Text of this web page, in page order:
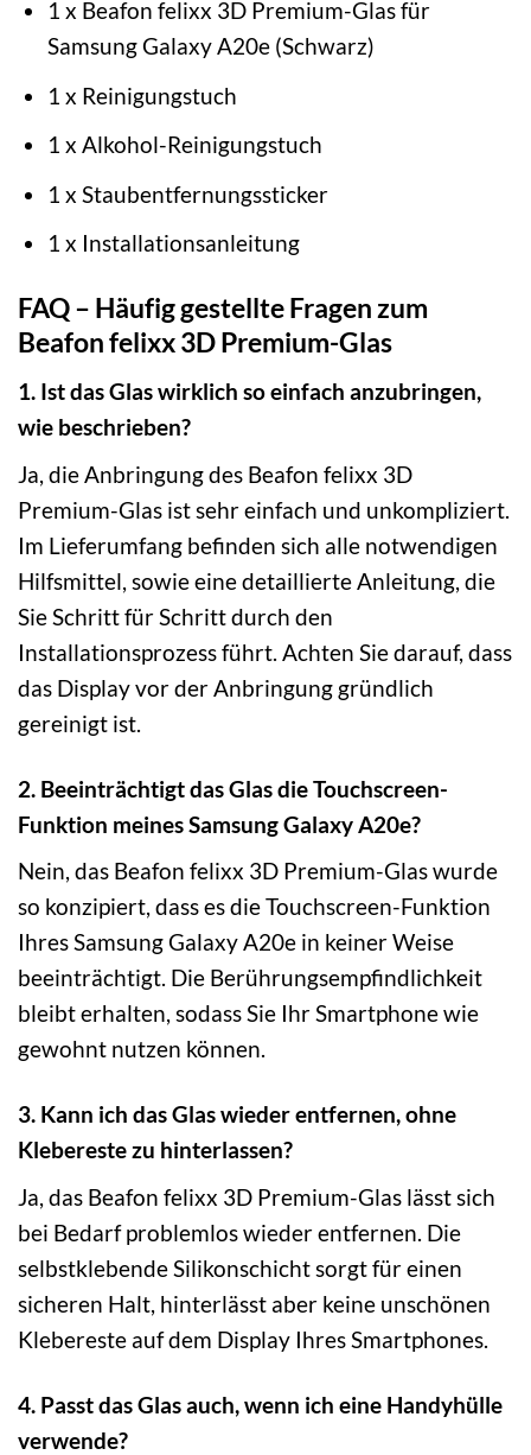
1 x Beafon felixx 3D Premium-Glas für
Samsung Galaxy A20e (Schwarz)
1 x Reinigungstuch
1 x Alkohol-Reinigungstuch
1 x Staubentfernungssticker
1 x Installationsanleitung
FAQ – Häufig gestellte Fragen zum
Beafon felixx 3D Premium-Glas
1. Ist das Glas wirklich so einfach anzubringen,
wie beschrieben?
Ja, die Anbringung des Beafon felixx 3D
Premium-Glas ist sehr einfach und unkompliziert.
Im Lieferumfang befinden sich alle notwendigen
Hilfsmittel, sowie eine detaillierte Anleitung, die
Sie Schritt für Schritt durch den
Installationsprozess führt. Achten Sie darauf, dass
das Display vor der Anbringung gründlich
gereinigt ist.
2. Beeinträchtigt das Glas die Touchscreen-
Funktion meines Samsung Galaxy A20e?
Nein, das Beafon felixx 3D Premium-Glas wurde
so konzipiert, dass es die Touchscreen-Funktion
Ihres Samsung Galaxy A20e in keiner Weise
beeinträchtigt. Die Berührungsempfindlichkeit
bleibt erhalten, sodass Sie Ihr Smartphone wie
gewohnt nutzen können.
3. Kann ich das Glas wieder entfernen, ohne
Klebereste zu hinterlassen?
Ja, das Beafon felixx 3D Premium-Glas lässt sich
bei Bedarf problemlos wieder entfernen. Die
selbstklebende Silikonschicht sorgt für einen
sicheren Halt, hinterlässt aber keine unschönen
Klebereste auf dem Display Ihres Smartphones.
4. Passt das Glas auch, wenn ich eine Handyhülle
verwende?